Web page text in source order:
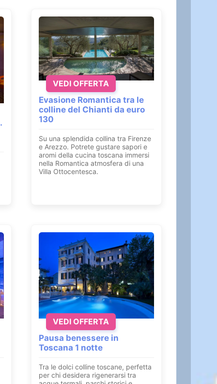
Evasione Romantica tra le
colline del Chianti da euro
130
Su una splendida collina tra Firenze
e Arezzo. Potrete gustare sapori e
aromi della cucina toscana immersi
nella Romantica atmosfera di una
Villa Ottocentesca.
VEDI OFFERTA
Pausa benessere in
Toscana 1 notte
Tra le dolci colline toscane, perfetta
per chi desidera rigenerarsi tra
VEDI OFFERTA